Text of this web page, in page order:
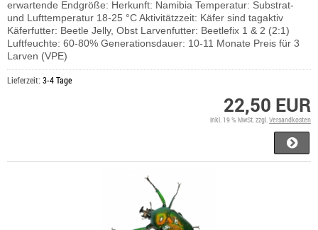
erwartende Endgröße: Herkunft: Namibia Temperatur: Substrat-
und Lufttemperatur 18-25 °C Aktivitätzzeit: Käfer sind tagaktiv
Käferfutter: Beetle Jelly, Obst Larvenfutter: Beetlefix 1 & 2 (2:1)
Luftfeuchte: 60-80% Generationsdauer: 10-11 Monate Preis für 3
Larven (VPE)
Lieferzeit: 3-4 Tage
22,50 EUR
inkl. 19 % MwSt. zzgl.Versandkosten